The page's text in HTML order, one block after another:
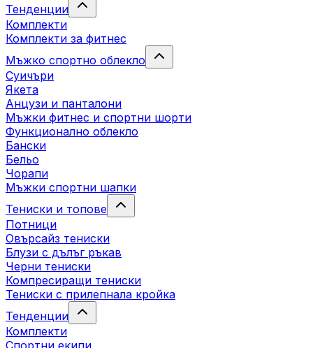
Тенденции
Комплекти
Комплекти за фитнес
Мъжко спортно облекло
Суичъри
Якета
Aнцузи и панталони
Mъжки фитнес и спортни шорти
Функционално облекло
Бански
Бельо
Чорапи
Mъжки спортни шапки
Тениски и топове
Потници
Овърсайз тениски
Блузи с дълъг ръкав
Черни тениски
Компресиращи тениски
Тениски с прилепнала кройка
Тенденции
Комплекти